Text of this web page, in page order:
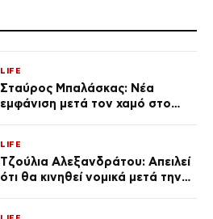
LIFE
Σταύρος Μπαλάσκας: Νέα
εμφάνιση μετά τον χαμό στο
LIFE
Τζούλια Αλεξανδράτου: Απειλεί
ότι θα κινηθεί νομικά μετά την